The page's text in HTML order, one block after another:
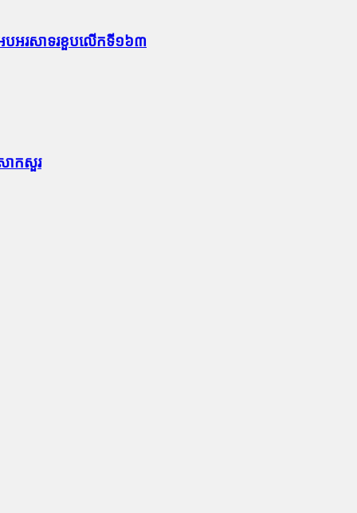
អបអរសាទរខួបលើកទី១៦៣
ាកសួរ